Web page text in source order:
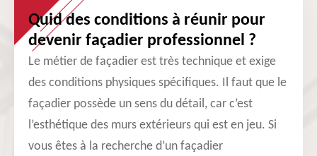
Quid des conditions à réunir pour
devenir façadier professionnel ?
Le métier de façadier est très technique et exige
des conditions physiques spécifiques. Il faut que le
façadier possède un sens du détail, car c’est
l’esthétique des murs extérieurs qui est en jeu. Si
vous êtes à la recherche d’un façadier